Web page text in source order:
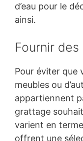
d’eau pour le
ainsi.
Fournir
Pour éviter que
meubles ou
appartiennent
grattage
varient en
offrent une